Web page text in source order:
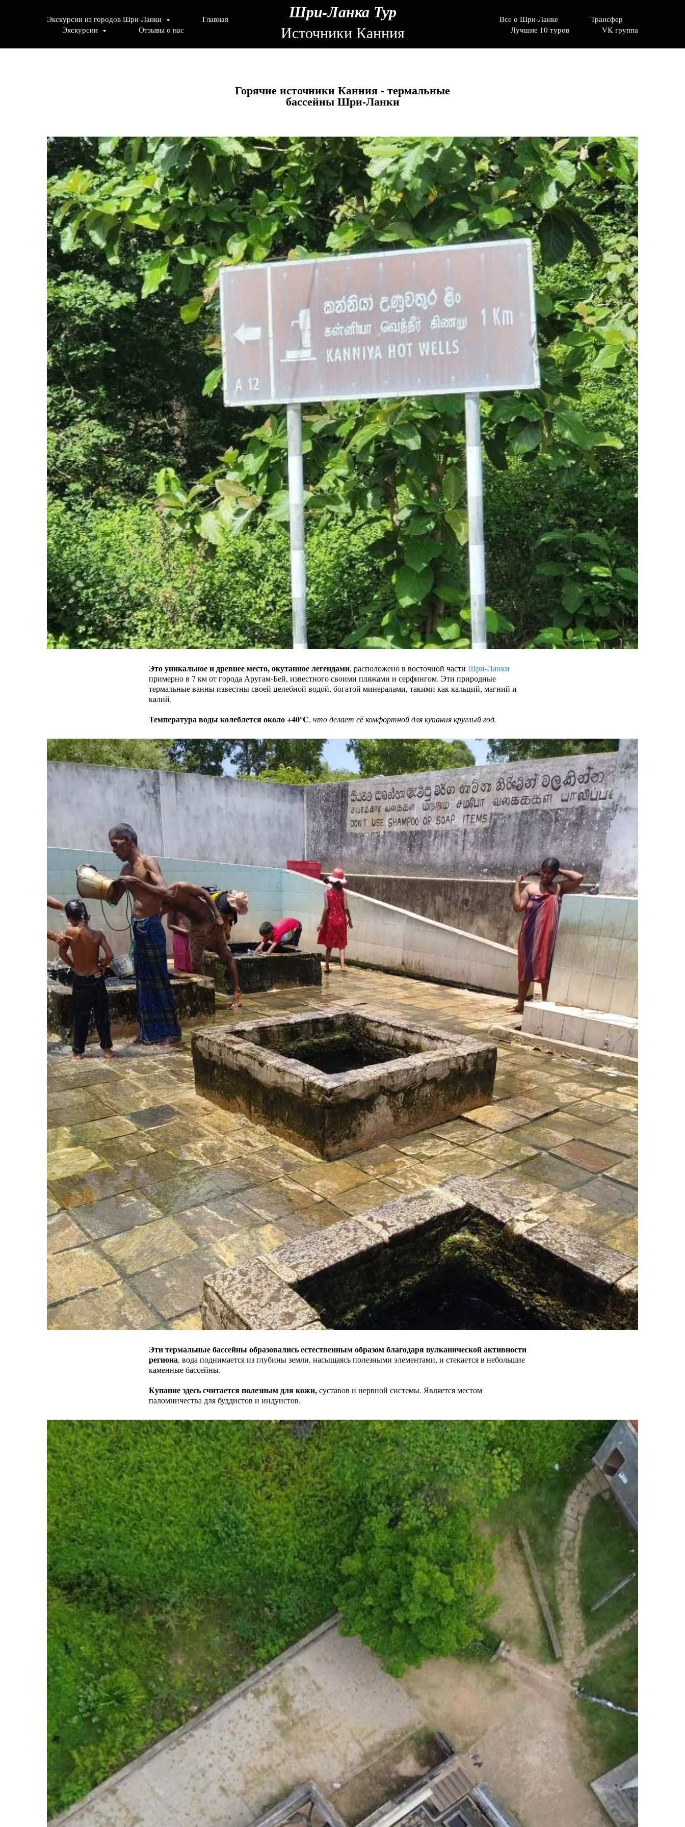
Шри-Ланка Тур
Источники Канния
Экскурсии из городов Шри-Ланки
Главная
Экскурсии
Отзывы о нас
Все о Шри-Ланке
Трансфер
Лучшие 10 туров
VK группа
Горячие источники Канния - термальные
бассейны Шри-Ланки
Это уникальное и древнее место, окутанное легендами, расположено в восточной части Шри-Ланки
примерно в 7 км от города Аругам-Бей, известного своими пляжами и серфингом. Эти природные
термальные ванны известны своей целебной водой, богатой минералами, такими как кальций, магний и
калий.
Температура воды колеблется около +40°C, что делает её комфортной для купания круглый год.
Эти термальные бассейны образовались естественным образом благодаря вулканической активности
региона, вода поднимается из глубины земли, насыщаясь полезными элементами, и стекается в небольшие
каменные бассейны.
Купание здесь считается полезным для кожи,суставов и нервной системы. Является местом
паломничества для буддистов и индуистов.